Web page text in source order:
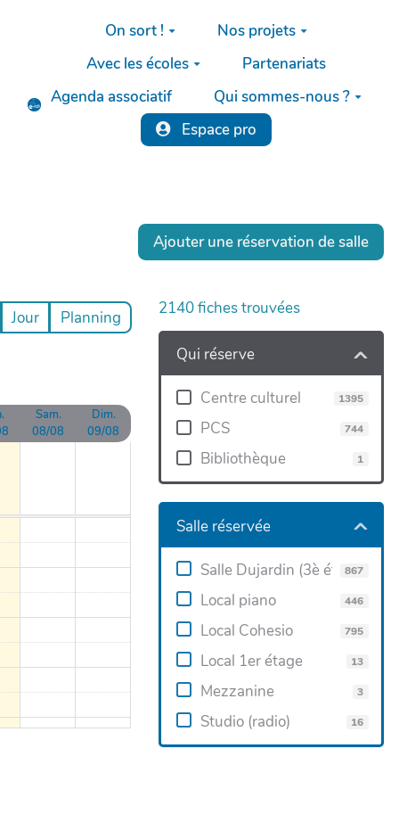
Aller au contenu principal
On sort !
Nos projets
Avec les écoles
Partenariats
Agenda associatif
Qui sommes-nous ?
Espace pro
Ajouter une réservation de salle
2140fiches trouvées
Qui réserve
Centre culturel 1395
PCS 744
Bibliothèque 1
Salle réservée
Salle Dujardin (3è étage)
867
Local piano 446
Local Cohesio 795
Local 1er étage 13
Mezzanine 3
Studio (radio) 16
Jour Planning
Sam.
08/08
Dim.
09/08